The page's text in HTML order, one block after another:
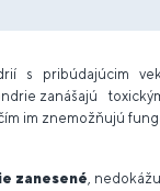
s pribúdajúcim
zanášajú
im znemožňujú
zanesené,